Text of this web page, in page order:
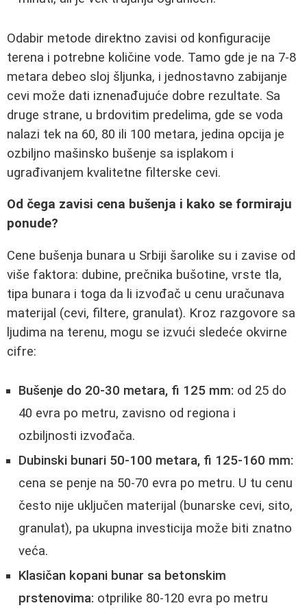
Odabir metode direktno zavisi od konfiguracije
terena i potrebne količine vode. Tamo gde je na 7-8
metara debeo sloj šljunka, i jednostavno zabijanje
cevi može dati iznenađujuće dobre rezultate. Sa
druge strane, u brdovitim predelima, gde se voda
nalazi tek na 60, 80 ili 100 metara, jedina opcija je
ozbiljno mašinsko bušenje sa isplakom i
ugrađivanjem kvalitetne filterske cevi.
Od čega zavisi cena bušenja i kako se formiraju
ponude?
Cene bušenja bunara u Srbiji šarolike su i zavise od
više faktora: dubine, prečnika bušotine, vrste tla,
tipa bunara i toga da li izvođač u cenu uračunava
materijal (cevi, filtere, granulat). Kroz razgovore sa
ljudima na terenu, mogu se izvući sledeće okvirne
cifre:
Bušenje do 20-30 metara, fi 125 mm: od 25 do
40 evra po metru, zavisno od regiona i
ozbiljnosti izvođača.
Dubinski bunari 50-100 metara, fi 125-160 mm:
cena se penje na 50-70 evra po metru. U tu cenu
često nije uključen materijal (bunarske cevi, sito,
granulat), pa ukupna investicija može biti znatno
veća.
Klasičan kopani bunar sa betonskim
prstenovima: otprilike 80-120 evra po metru